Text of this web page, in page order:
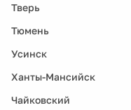
Тверь
Тюмень
Усинск
Ханты-Мансийск
Чайковский